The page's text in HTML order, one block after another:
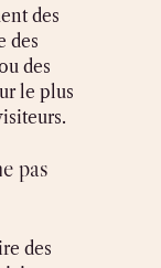
des
des
des
le plus
pas
des